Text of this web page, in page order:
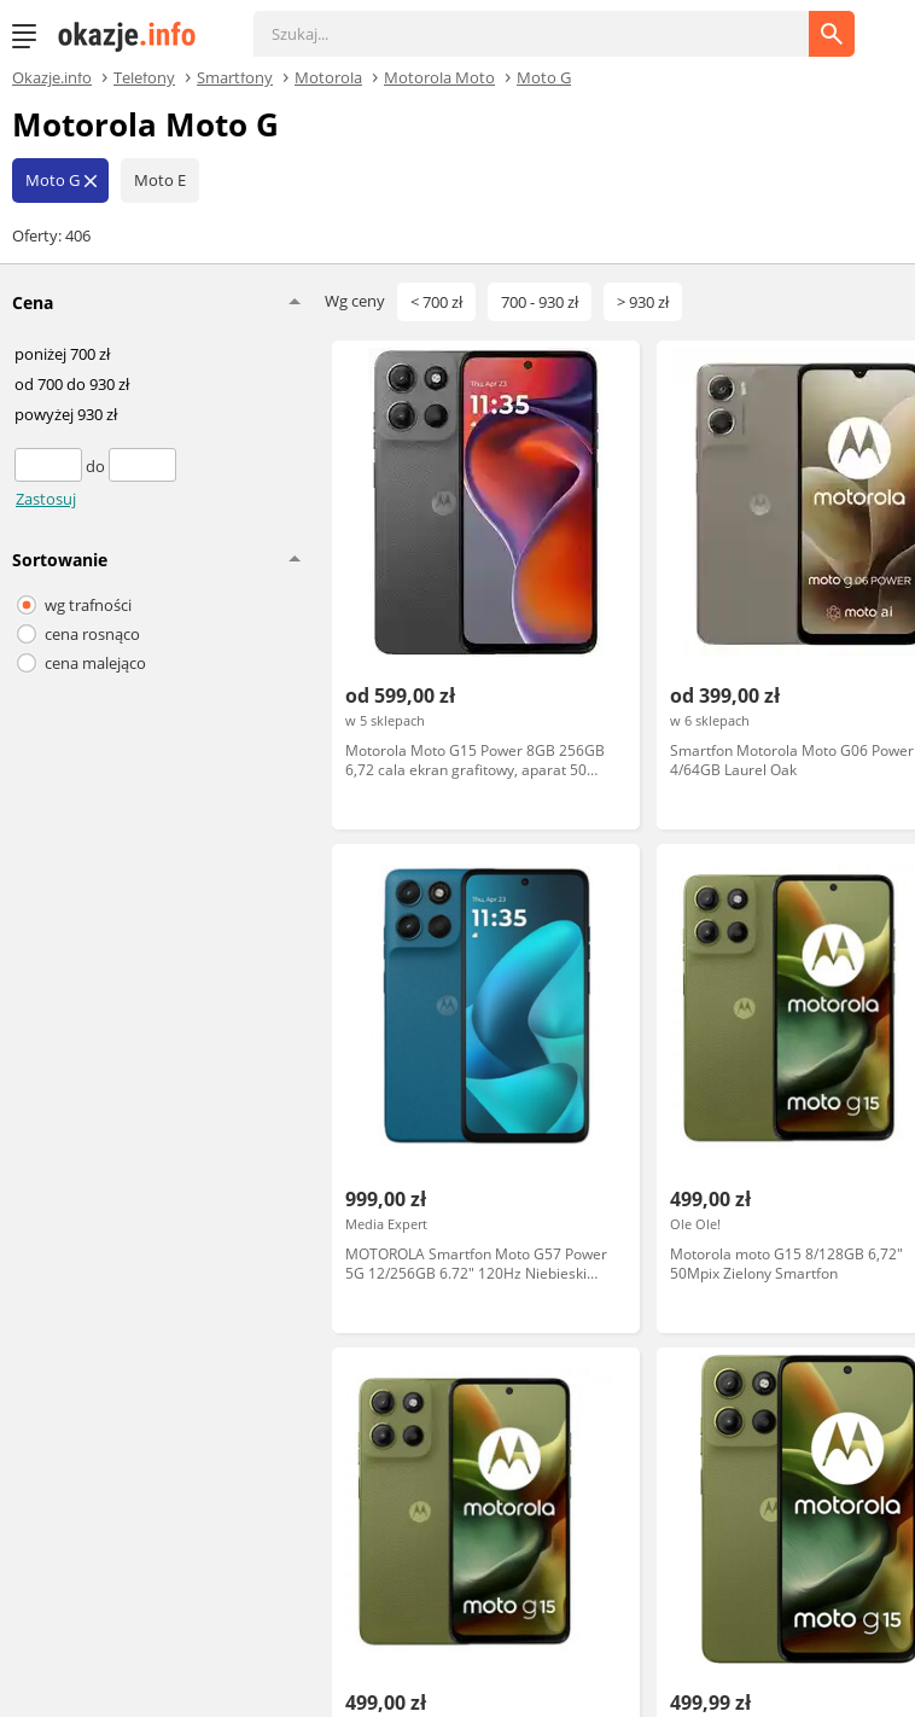
Okazje.info Telefony Smartfony Motorola Motorola Moto Moto G
Motorola Moto G
Moto G close Moto E
Oferty: 406
Cena
poniżej 700 zł
od 700 do 930 zł
powyżej 930 zł
do
Zastosuj
Sortowanie
wg trafności
cena rosnąco
cena malejąco
Wg ceny < 700 zł 700 - 930 zł > 930 zł
od 599,00 zł
w 5 sklepach
Motorola Moto G15 Power 8GB 256GB
6,72 cala ekran grafitowy, aparat 50
od 399,00 zł
w 6 sklepach
Smartfon Motorola Moto G06 Power
4/64GB Laurel Oak
999,00 zł
Media Expert
MOTOROLA Smartfon Moto G57 Power
5G 12/256GB 6.72" 120Hz Niebieski
499,00 zł
Ole Ole!
Motorola moto G15 8/128GB 6,72"
50Mpix Zielony Smartfon
499,00 zł 499,99 zł